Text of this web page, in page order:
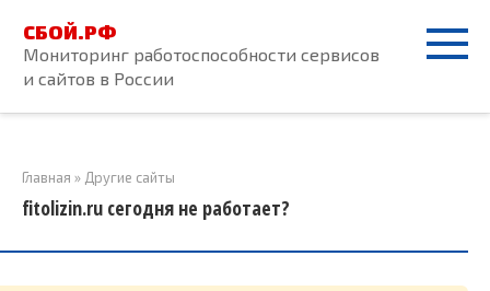
контенту
СБОЙ.РФ
Мониторинг работоспособности сервисов
и сайтов в России
Главная » Другие сайты
fitolizin.ru сегодня не работает?